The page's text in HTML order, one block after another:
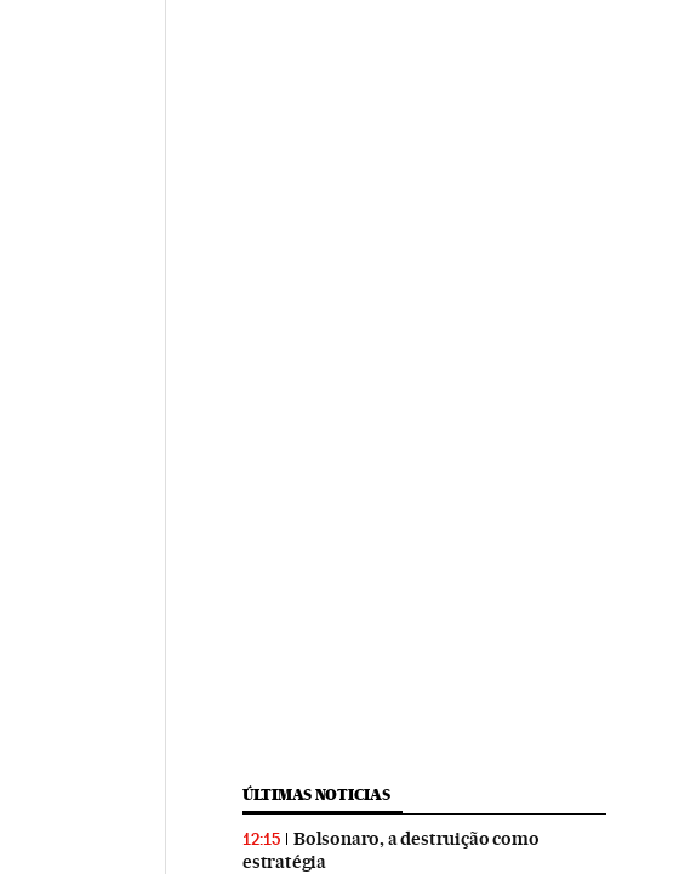
ÚLTIMAS NOTICIAS
12:15
Bolsonaro, a destruição como
estratégia